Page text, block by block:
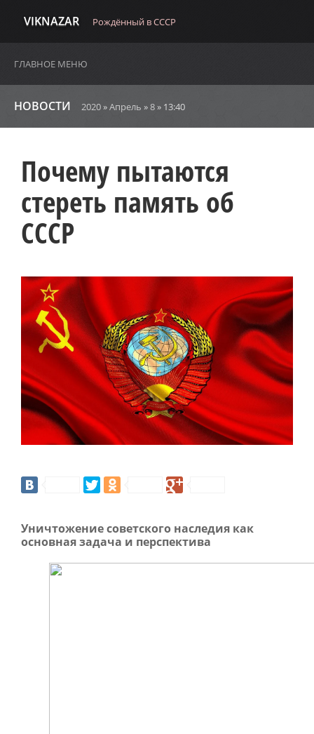
VIKNAZAR Рождённый в СССР
ГЛАВНОЕ МЕНЮ
НОВОСТИ 2020»Апрель »8» 13:40
Почему пытаются
стереть память об
СССР
Уничтожение советского наследия как
основная задача и перспектива